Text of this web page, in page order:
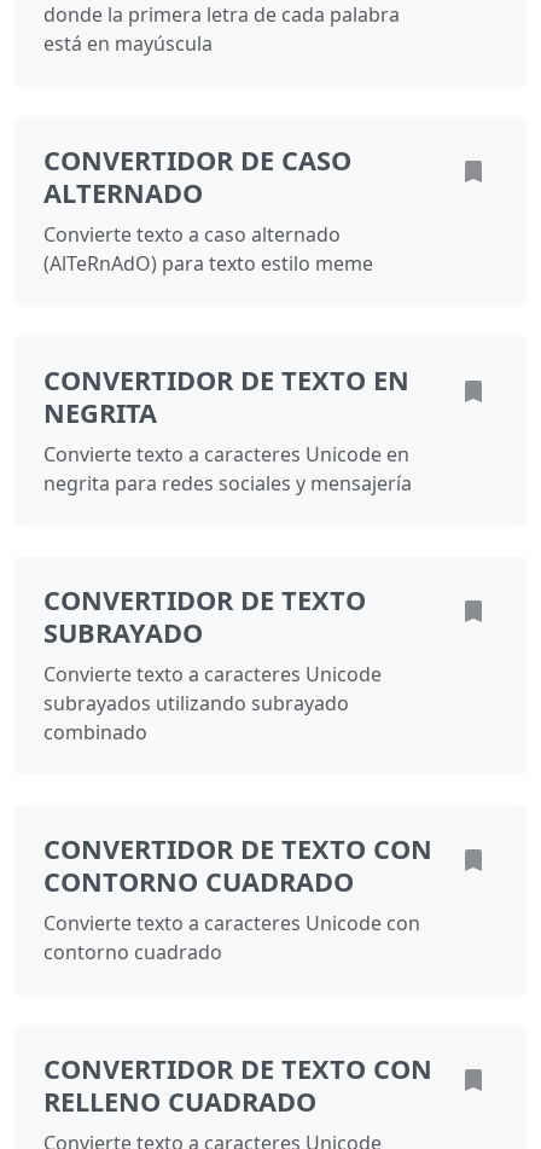
donde la primera letra de cada palabra
está en mayúscula
CONVERTIDOR DE CASO
ALTERNADO
Convierte texto a caso alternado
(AlTeRnAdO) para texto estilo meme
CONVERTIDOR DE TEXTO EN
NEGRITA
Convierte texto a caracteres Unicode en
negrita para redes sociales y mensajería
CONVERTIDOR DE TEXTO
SUBRAYADO
Convierte texto a caracteres Unicode
subrayados utilizando subrayado
combinado
CONVERTIDOR DE TEXTO CON
CONTORNO CUADRADO
Convierte texto a caracteres Unicode con
contorno cuadrado
CONVERTIDOR DE TEXTO CON
RELLENO CUADRADO
Convierte texto a caracteres Unicode